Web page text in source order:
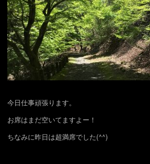
今日仕事頑張ります。
お席はまだ空いてますよー！
ちなみに昨日は超満席でした(^^)